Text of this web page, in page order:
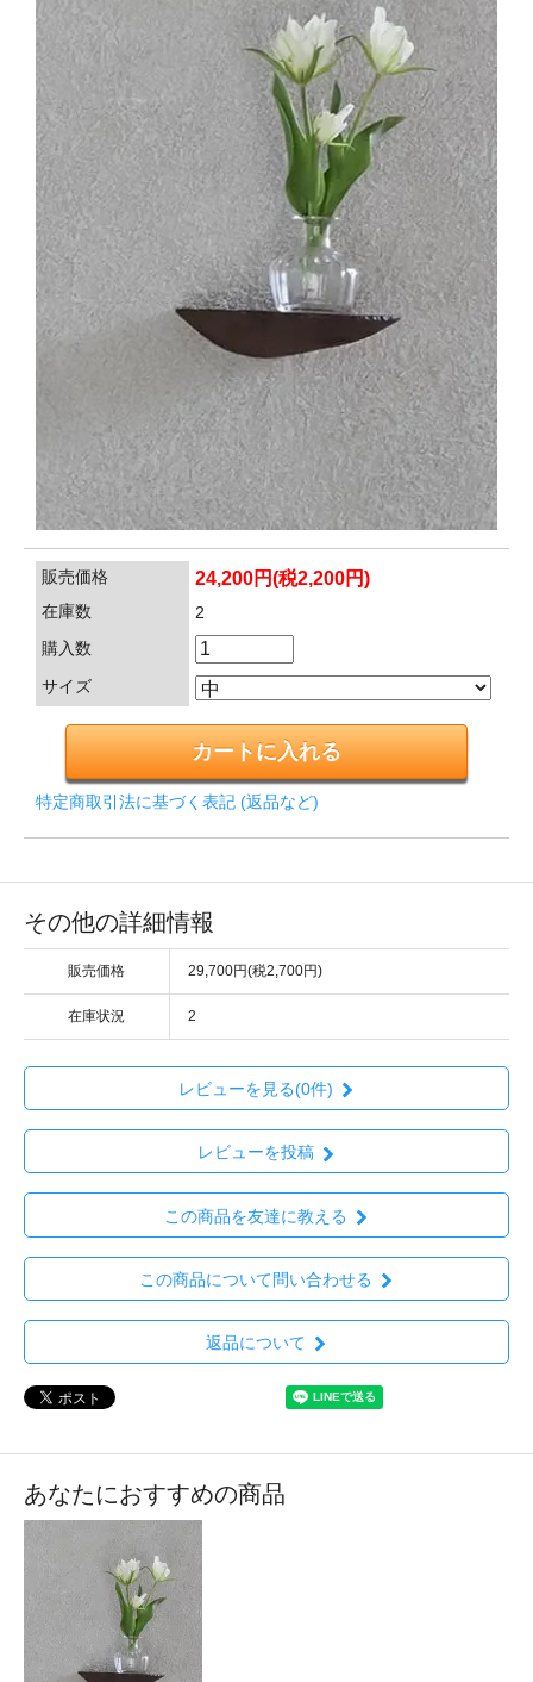
販売価格 24,200円(税2,200円)
在庫数
2
購入数
サイズ
特定商取引法に基づく表記 (返品など)
その他の詳細情報
販売価格 29,700円(税2,700円)
在庫状況 2
レビューを見る(0件)
レビューを投稿
この商品を友達に教える
この商品について問い合わせる
返品について
あなたにおすすめの商品